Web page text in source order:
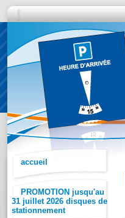
accueil
PROMOTION jusqu'au
31 juillet 2026 disques de
stationnement